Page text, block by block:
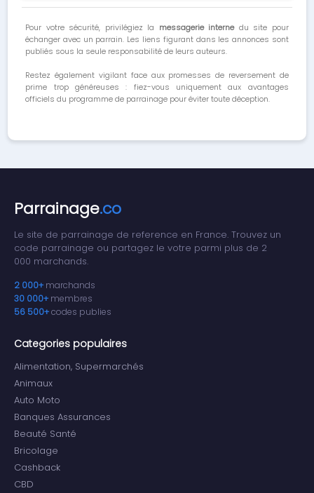
Pour votre sécurité, privilégiez la messagerie internedu site pour
échanger avec un parrain. Les liens figurant dans les annonces sont
publiés sous la seule responsabilité de leurs auteurs.
Restez également vigilant face aux promesses de reversement de
prime trop généreuses : fiez-vous uniquement aux avantages
officiels du programme de parrainage pour éviter toute déception.
Parrainage.co
Le site de parrainage de reference en France. Trouvez un
code parrainage ou partagez le votre parmi plus de 2
000 marchands.
2 000+ marchands
30 000+ membres
56 500+codes publies
Categories populaires
Alimentation, Supermarchés
Animaux
Auto Moto
Banques Assurances
Beauté Santé
Bricolage
Cashback
CBD